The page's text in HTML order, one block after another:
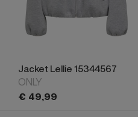
Jacket Lellie 15344567
ONLY
€ 49,99